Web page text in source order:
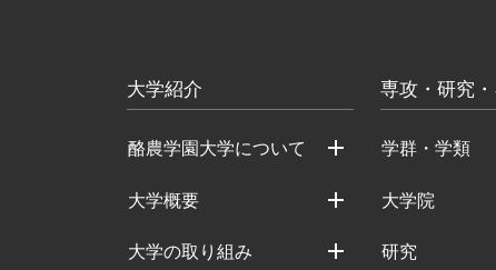
大学紹介
酪農学園大学について
大学概要
大学の取り組み
専攻・研究
学群・学類
大学院
研究